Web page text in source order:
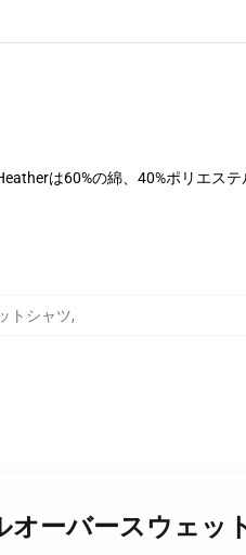
は60%の綿、40%ポリエステ
トシャツ,
ーバースウェッ